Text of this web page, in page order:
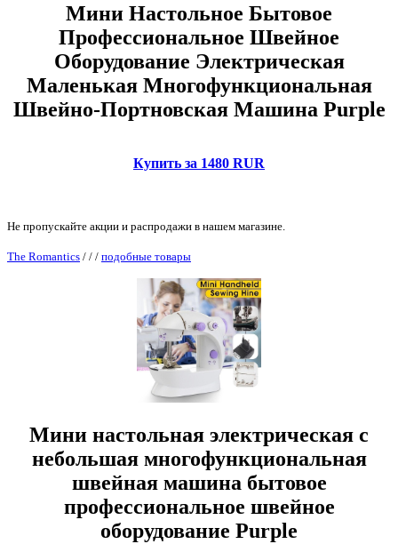
Мини Настольное Бытовое
Профессиональное Швейное
Оборудование Электрическая
Маленькая Многофункциональная
Швейно-Портновская Машина Purple
Купить за 1480 RUR
Не пропускайте акции и распродажи в нашем магазине.
The Romantics / / / подобные товары
Мини настольная электрическая c
небольшая многофункциональная
швейная машина бытовое
профессиональное швейное
оборудование Purple